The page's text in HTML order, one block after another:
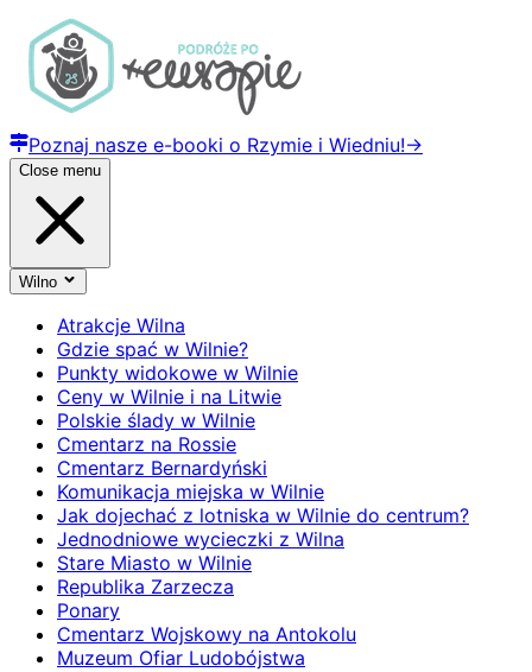
Poznaj nasze e-booki o Rzymie i Wiedniu!→
Close menu
Wilno
Atrakcje Wilna
Gdzie spać w Wilnie?
Punkty widokowe w Wilnie
Ceny w Wilnie i na Litwie
Polskie ślady w Wilnie
Cmentarz na Rossie
Cmentarz Bernardyński
Komunikacja miejska w Wilnie
Jak dojechać z lotniska w Wilnie do centrum?
Jednodniowe wycieczki z Wilna
Stare Miasto w Wilnie
Republika Zarzecza
Ponary
Cmentarz Wojskowy na Antokolu
Muzeum Ofiar Ludobójstwa